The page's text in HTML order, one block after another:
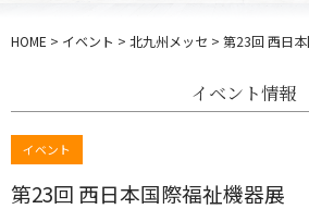
HOME > イベント > 北九州メッセ > 第23回 西日
イベント情報
イベント
第23回 西日本国際福祉機器展